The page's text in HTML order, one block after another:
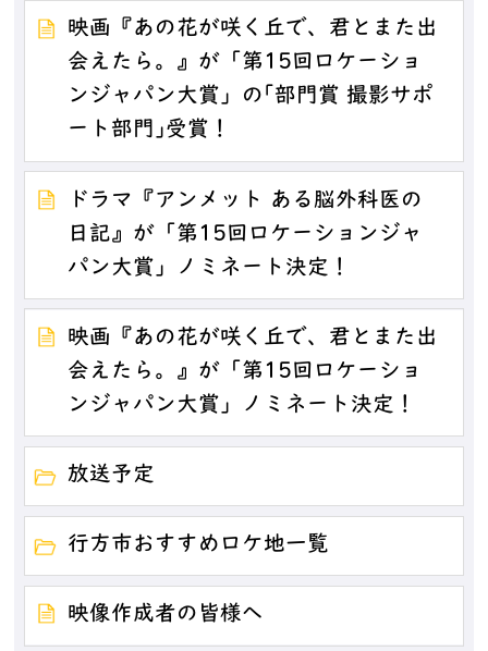
映画『あの花が咲く丘で、君とまた出
会えたら。』が「第15回ロケーショ
ンジャパン大賞」の｢部門賞 撮影サポ
ート部門｣受賞！
ドラマ『アンメット ある脳外科医の
日記』が「第15回ロケーションジャ
パン大賞」ノミネート決定！
映画『あの花が咲く丘で、君とまた出
会えたら。』が「第15回ロケーショ
ンジャパン大賞」ノミネート決定！
放送予定
行方市おすすめロケ地一覧
映像作成者の皆様へ